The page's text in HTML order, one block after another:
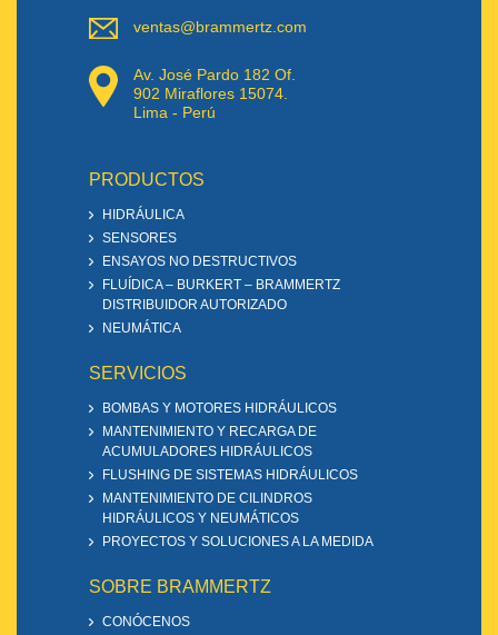
ventas@brammertz.com
Av. José Pardo 182 Of.
902 Miraflores 15074.
Lima - Perú
PRODUCTOS
HIDRÁULICA
SENSORES
ENSAYOS NO DESTRUCTIVOS
FLUÍDICA – BURKERT – BRAMMERTZ
DISTRIBUIDOR AUTORIZADO
NEUMÁTICA
SERVICIOS
BOMBAS Y MOTORES HIDRÁULICOS
MANTENIMIENTO Y RECARGA DE
ACUMULADORES HIDRÁULICOS
FLUSHING DE SISTEMAS HIDRÁULICOS
MANTENIMIENTO DE CILINDROS
HIDRÁULICOS Y NEUMÁTICOS
PROYECTOS Y SOLUCIONES A LA MEDIDA
SOBRE BRAMMERTZ
CONÓCENOS